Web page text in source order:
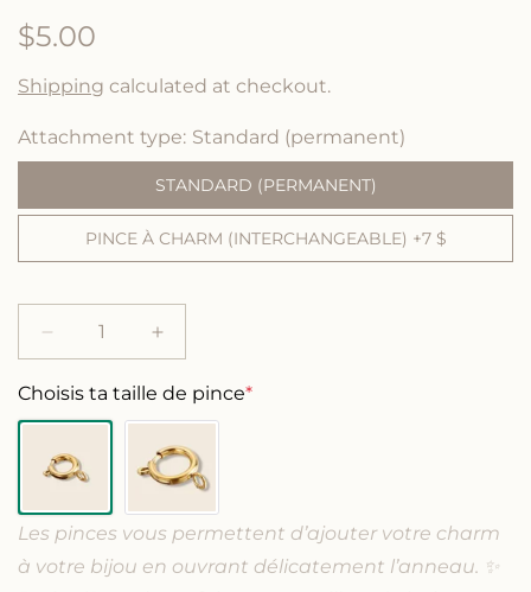
R
e
g
u
l
r
i
e
$5.00
Shipping calculated at checkout.
Attachment type Standard (permanent)
STANDARD (PERMANENT)
PINCE À CHARM (INTERCHANGEABLE) +7 $
e
c
r
a
e
q
u
I
n
c
r
e
a
s
e
q
u
Choisis ta taille de pince*
Les pinces vous permettent d’ajouter votre charm
à votre bijou en ouvrant délicatement l’anneau. ✨